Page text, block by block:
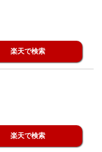
楽天で検索
楽天で検索